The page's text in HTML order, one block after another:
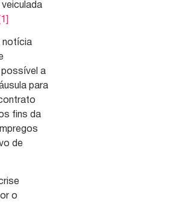
[1]
notícia
a
para
fins da
de
o